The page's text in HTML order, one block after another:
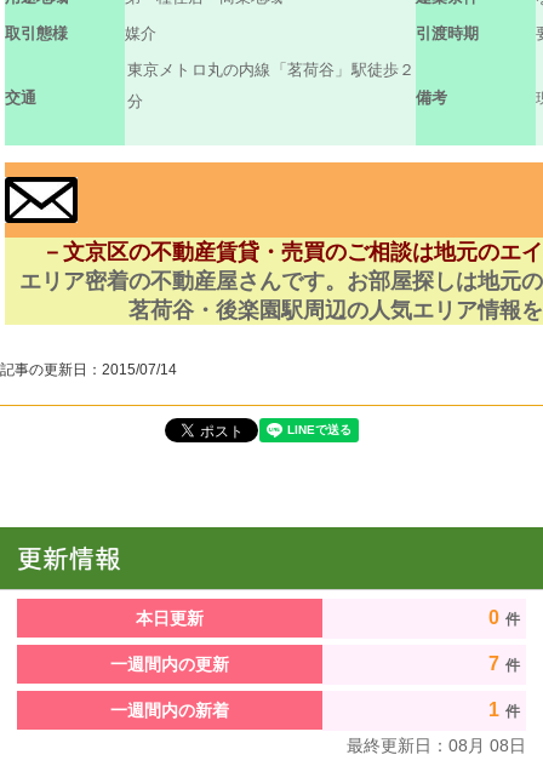
取引態様
媒介 引渡時期
交通
東京メトロ丸の内線「茗荷谷」駅徒歩２
分
備考
－文京区の不動産賃貸・売買のご相談は地元のエ
エリア密着の不動産屋さんです。お部屋探しは地元
茗荷谷・後楽園駅周辺の人気エリア情報
記事の更新日： 2015/07/14
本日更新 0 件
一週間内の更新 7 件
一週間内の新着 1 件
最終更新日： 08 月 08日